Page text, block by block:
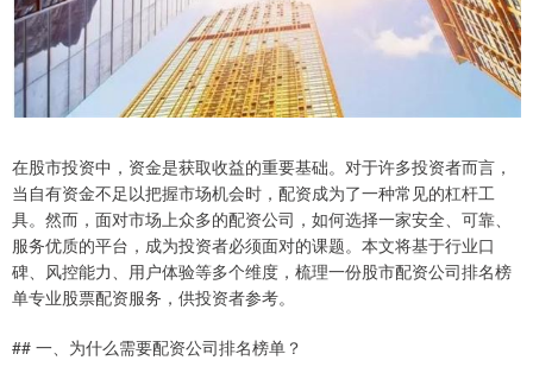
在股市投资中，资金是获取收益的重要基础。对于许多投资者而言，
当自有资金不足以把握市场机会时，配资成为了一种常见的杠杆工
具。然而，面对市场上众多的配资公司，如何选择一家安全、可靠、
服务优质的平台，成为投资者必须面对的课题。本文将基于行业口
碑、风控能力、用户体验等多个维度，梳理一份股市配资公司排名榜
单专业股票配资服务，供投资者参考。
## 一、为什么需要配资公司排名榜单？